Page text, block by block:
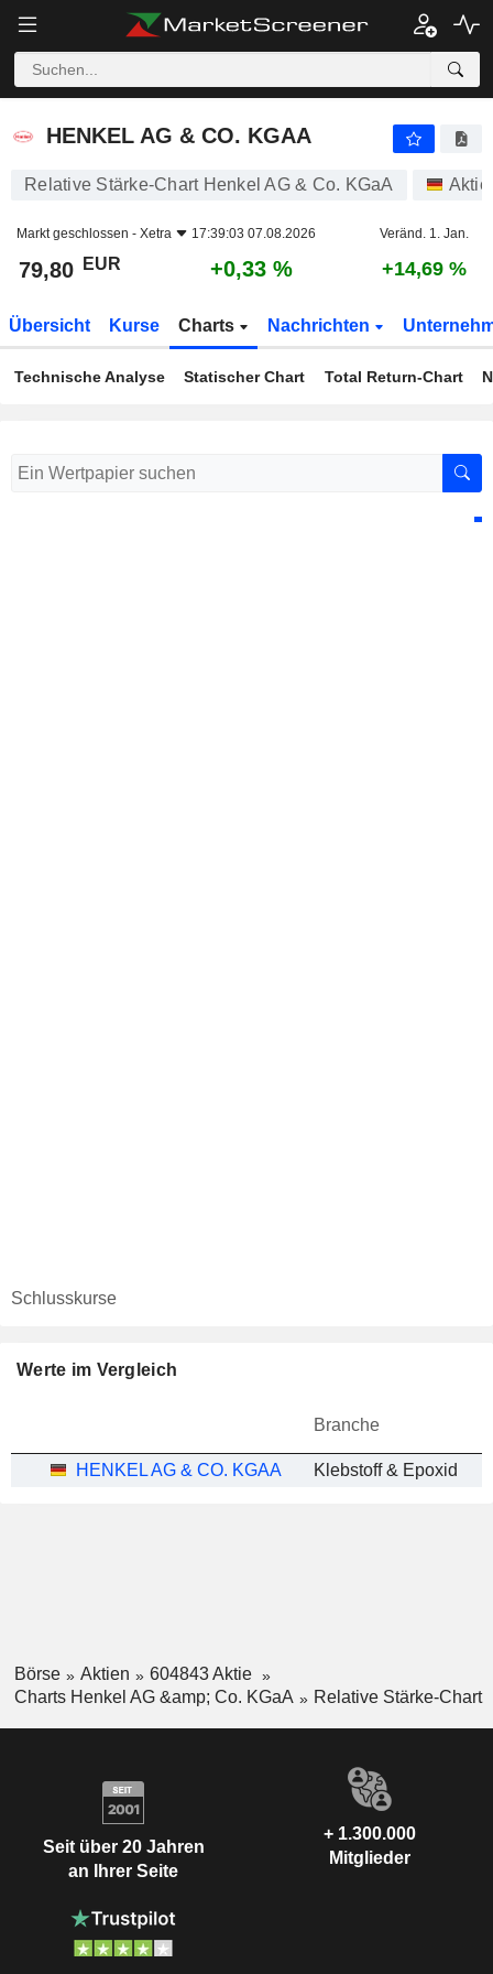
HENKEL AG & CO. KGAA
HENKEL AG & CO. KGAA
Relative Stärke-Chart Henkel AG & Co. KGaA
Markt geschlossen - Xetra 17:39:03 07.08.2026 Veränd. 1. Jan.
79,80 EUR +0,33 % +14,69 %
Übersicht Kurse Charts Nachrichten
Technische Analyse Statischer Chart Total Return-Chart
Schlusskurse
Werte im Vergleich
Branche
HENKEL AG & CO. KGAA Klebstoff & Epoxid
Börse Aktien
604843 Aktie
Charts Henkel AG &amp; Co. KGaA
Relative Stärke-Chart
Seit über 20 Jahren
an Ihrer Seite
+ 1.300.000
Mitglieder